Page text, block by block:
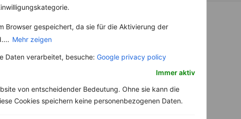
Browser gespeichert, da sie für die Aktivierung der
Mehr zeigen
Daten verarbeitet, besuche: Google privacy policy
Immer aktiv
von entscheidender Bedeutung. Ohne sie kann die
Cookies speichern keine personenbezogenen Daten.